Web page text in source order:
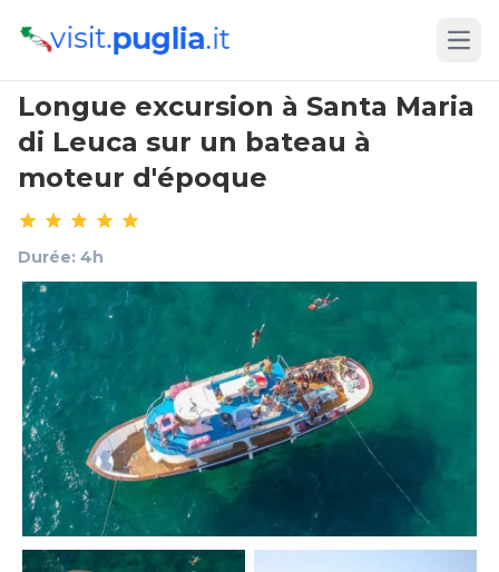
Longue excursion à Santa Maria
di Leuca sur un bateau à
moteur d'époque
Durée: 4h